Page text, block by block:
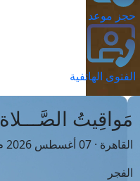
حجز موعد
الفتوى الهاتفية
مَواقِيتُ الصَّـــلاة
القاهرة · 07 أغسطس 2026 م
الفجر